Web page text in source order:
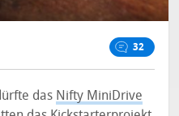
32
das Nifty MiniDrive